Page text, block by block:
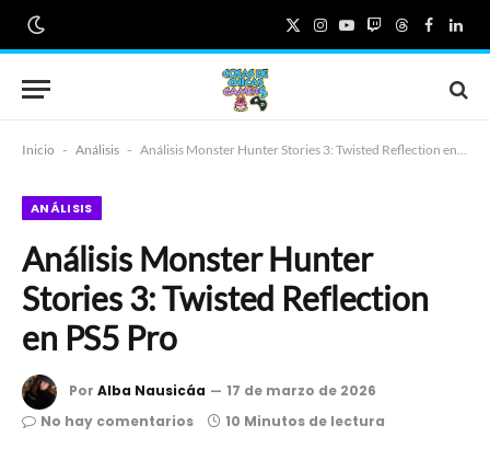
X
(Twitter)
Instagram
YouTube
TwitchThreads
Inicio - Análisis - Análisis Monster Hunter Stories 3: Twisted Reflection en PS5 Pro
ANÁLISIS
Análisis Monster Hunter
Stories 3: Twisted Reflection
en PS5 Pro
Por Alba Nausicáa
17 de marzo de 2026
No hay comentarios
10 Minutos de lectura